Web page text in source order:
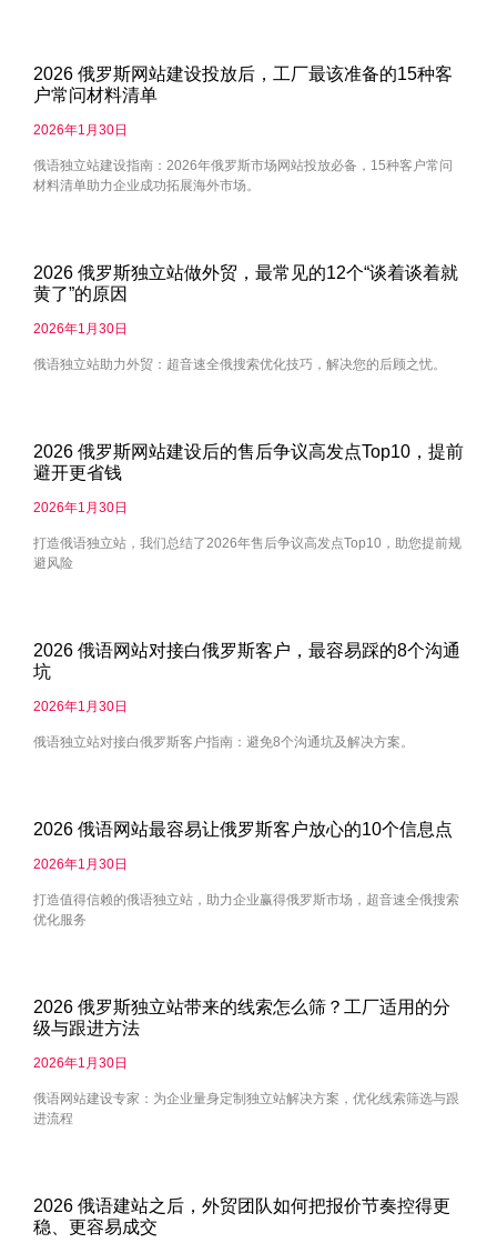
2026 俄罗斯网站建设投放后，工厂最该准备的15种客
户常问材料清单
2026年1月30日
俄语独立站建设指南：2026年俄罗斯市场网站投放必备，15种客户常问
材料清单助力企业成功拓展海外市场。
2026 俄罗斯独立站做外贸，最常见的12个“谈着谈着就
黄了”的原因
2026年1月30日
俄语独立站助力外贸：超音速全俄搜索优化技巧，解决您的后顾之忧。
2026 俄罗斯网站建设后的售后争议高发点Top10，提前
避开更省钱
2026年1月30日
打造俄语独立站，我们总结了2026年售后争议高发点Top10，助您提前规
避风险
2026 俄语网站对接白俄罗斯客户，最容易踩的8个沟通
坑
2026年1月30日
俄语独立站对接白俄罗斯客户指南：避免8个沟通坑及解决方案。
2026 俄语网站最容易让俄罗斯客户放心的10个信息点
2026年1月30日
打造值得信赖的俄语独立站，助力企业赢得俄罗斯市场，超音速全俄搜索
优化服务
2026 俄罗斯独立站带来的线索怎么筛？工厂适用的分
级与跟进方法
2026年1月30日
俄语网站建设专家：为企业量身定制独立站解决方案，优化线索筛选与跟
进流程
2026 俄语建站之后，外贸团队如何把报价节奏控得更
稳、更容易成交